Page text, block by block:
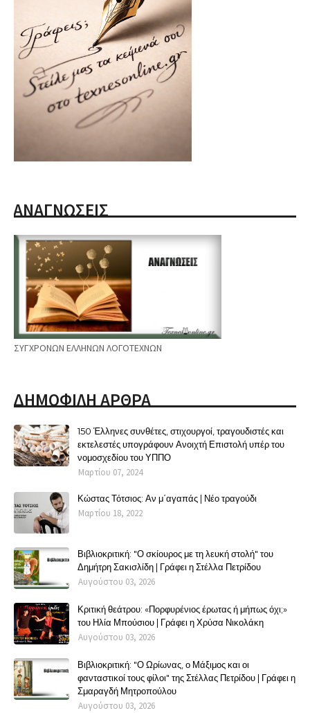
ΑΝΑΓΝΩΣΕΙΣ
ΣΥΓΧΡΟΝΩΝ ΕΛΛΗΝΩΝ ΛΟΓΟΤΕΧΝΩΝ
ΔΗΜΟΦΙΛΗ ΑΡΘΡΑ
150 Έλληνες συνθέτες, στιχουργοί, τραγουδιστές και
εκτελεστές υπογράφουν Ανοιχτή Επιστολή υπέρ του
νομοσχεδίου του ΥΠΠΟ
Μαρτίου 07, 2024
Κώστας Τότσιος: Αν μ΄αγαπάς | Νέο τραγούδι
Μαρτίου 18, 2022
Βιβλιοκριτική: "Ο σκίουρος με τη λευκή στολή" του
Δημήτρη Σακισλίδη | Γράφει η Στέλλα Πετρίδου
Αυγούστου 03, 2026
Κριτική θεάτρου: «Πορφυρένιος έρωτας ή μήπως όχι;»
του Ηλία Μπούσιου | Γράφει η Χρύσα Νικολάκη
Αυγούστου 03, 2026
Βιβλιοκριτική: "Ο Ωρίωνας, ο Μάξιμος και οι
φανταστικοί τους φίλοι" της Στέλλας Πετρίδου | Γράφει η
Σμαραγδή Μητροπούλου
Αυγούστου 03, 2026